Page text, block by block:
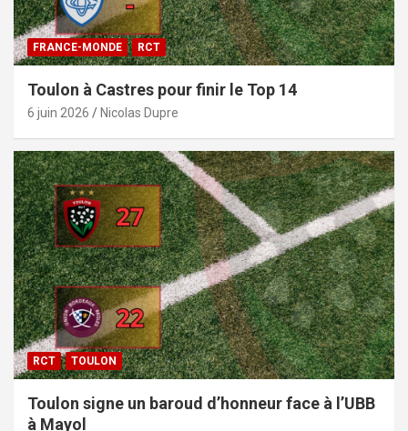
FRANCE-MONDE RCT
Toulon à Castres pour finir le Top 14
6 juin 2026 Nicolas Dupre
RCT TOULON
Toulon signe un baroud d’honneur face à l’UBB
à Mayol